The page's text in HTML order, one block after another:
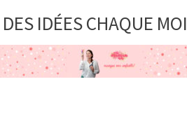
DES IDÉES CHAQUE